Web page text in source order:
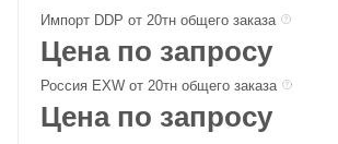
Импорт DDP от 20тн общего заказа
Цена по запросу
Россия EXW от 20тн общего заказа
Цена по запросу